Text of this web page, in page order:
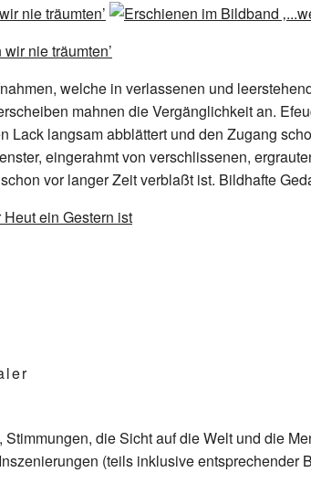
welche in verlassenen und
mahnen die Vergänglichkeit an.
langsam abblättert und den Zugang
eingerahmt von verschlissenen,
vor langer Zeit verblaßt ist. Bildhafte
die Sicht auf die Welt und die
(teils inklusive